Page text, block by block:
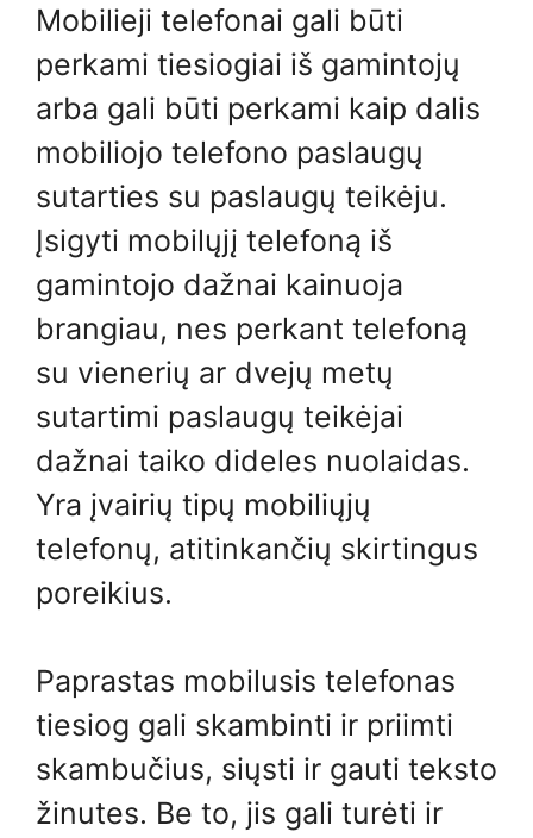
Mobilieji telefonai gali būti
perkami tiesiogiai iš gamintojų
arba gali būti perkami kaip dalis
mobiliojo telefono paslaugų
sutarties su paslaugų teikėju.
Įsigyti mobilųjį telefoną iš
gamintojo dažnai kainuoja
brangiau, nes perkant telefoną
su vienerių ar dvejų metų
sutartimi paslaugų teikėjai
dažnai taiko dideles nuolaidas.
Yra įvairių tipų mobiliųjų
telefonų, atitinkančių skirtingus
poreikius.
Paprastas mobilusis telefonas
tiesiog gali skambinti ir priimti
skambučius, siųsti ir gauti teksto
žinutes. Be to, jis gali turėti ir